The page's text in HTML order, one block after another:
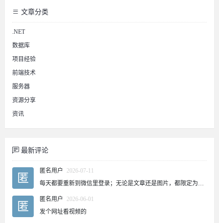
文章分类
.NET
数据库
项目经验
前端技术
服务器
资源分享
资讯
最新评论
匿
匿名用户
2026-07-11
每天都要重新到微信里登录；无论是文章还是图片，都限定为五次。这是怎么回事？
匿
匿名用户
2026-06-01
发个网址看视频的